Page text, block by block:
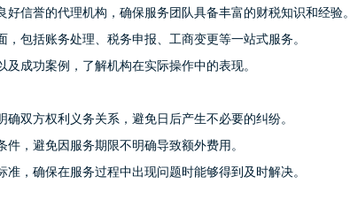
好信誉的代理机构，确保服务团队具备丰富的财税知识和经验。
，包括账务处理、税务申报、工商变更等一站式服务。
及成功案例，了解机构在实际操作中的表现。
确双方权利义务关系，避免日后产生不必要的纠纷。
件，避免因服务期限不明确导致额外费用。
准，确保在服务过程中出现问题时能够得到及时解决。